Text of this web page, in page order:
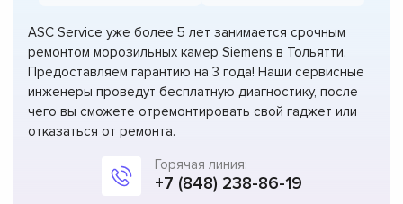
ASC Service уже более 5 лет занимается срочным
ремонтом морозильных камер Siemens в Тольятти.
Предоставляем гарантию на 3 года! Наши сервисные
инженеры проведут бесплатную диагностику, после
чего вы сможете отремонтировать свой гаджет или
отказаться от ремонта.
Горячая линия:
+7 (848) 238-86-19